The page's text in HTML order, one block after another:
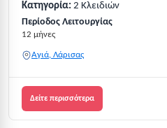
Κατηγορία: 2 Κλειδιών
Περίοδος Λειτουργίας
12 μήνες
Αγιά, Λάρισας
Δείτε περισσότερα